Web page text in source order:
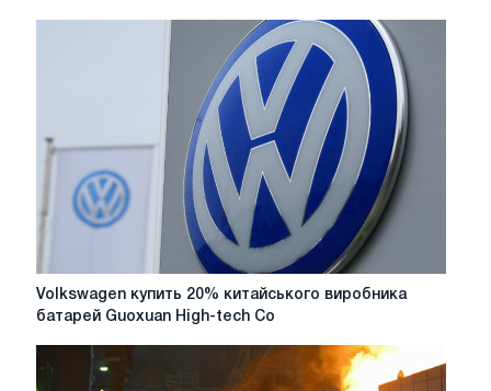
Volkswagen
купить
виробника
Volkswagen купить 20% китайського виробника
батарей Guoxuan High-tech Co